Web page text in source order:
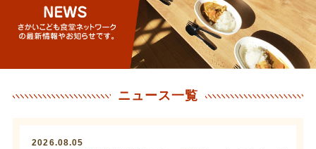
ニュース一覧
2026.08.05